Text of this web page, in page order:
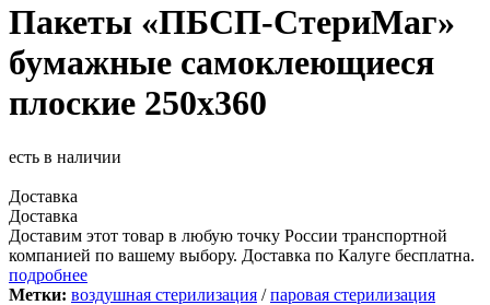
Пакеты «ПБСП-СтериМаг»
бумажные самоклеющиеся
плоские 250х360
есть в наличии
Доставка
Доставка
Доставим этот товар в любую точку России транспортной
компанией по вашему выбору. Доставка по Калуге бесплатна.
подробнее
Метки: воздушная стерилизация /паровая стерилизация